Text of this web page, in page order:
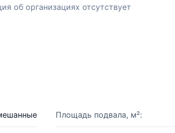
об организациях отсутствует
Площадь подвала, м²: